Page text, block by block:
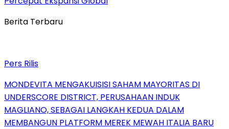
Berita Terbaru
Pers Rilis
MONDEVITA MENGAKUISISI SAHAM MAYORITAS DI
UNDERSCORE DISTRICT, PERUSAHAAN INDUK
MAGLIANO, SEBAGAI LANGKAH KEDUA DALAM
MEMBANGUN PLATFORM MEREK MEWAH ITALIA BARU